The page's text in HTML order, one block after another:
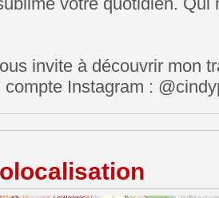
invite à découvrir mon
compte Instagram :